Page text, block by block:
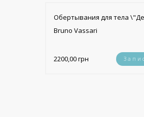
Обертывания для тела
Bruno Vassari
2200,00 грн